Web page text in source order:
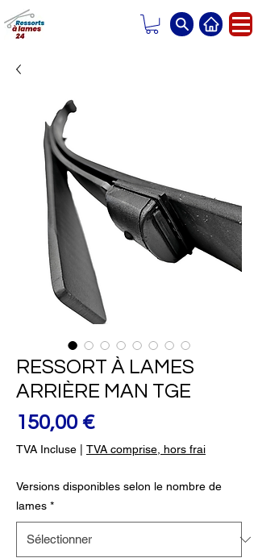
RESSORT À LAMES
ARRIÈRE MAN TGE
150,00 €Prix
TVA Incluse TVA comprise, hors frai
Versions disponibles selon le nombre de
lames *